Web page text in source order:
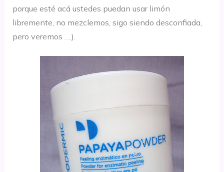
porque esté acá ustedes puedan usar limón
libremente, no mezclemos, sigo siendo desconfiada,
pero veremos ….).